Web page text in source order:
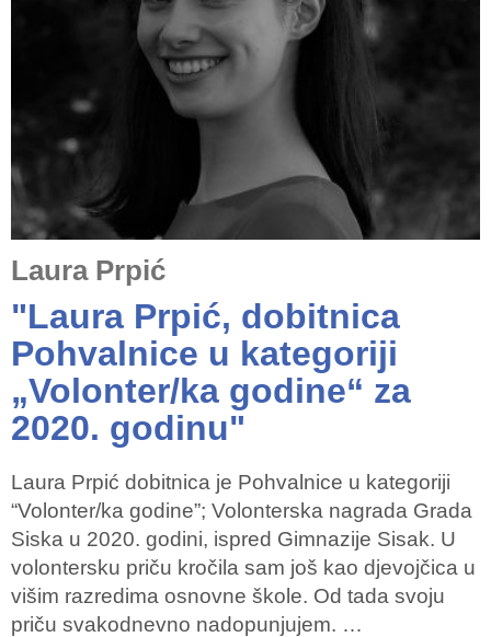
Laura Prpić
"Laura Prpić, dobitnica
Pohvalnice u kategoriji
„Volonter/ka godine“ za
2020. godinu"
Laura Prpić dobitnica je Pohvalnice u kategoriji
“Volonter/ka godine”; Volonterska nagrada Grada
Siska u 2020. godini, ispred Gimnazije Sisak. U
volontersku priču kročila sam još kao djevojčica u
višim razredima osnovne škole. Od tada svoju
priču svakodnevno nadopunjujem. …